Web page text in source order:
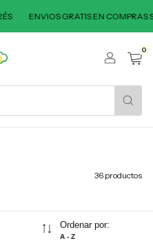
GRATIS EN COMPRAS
0
36 productos
Ordenar por:
A - Z